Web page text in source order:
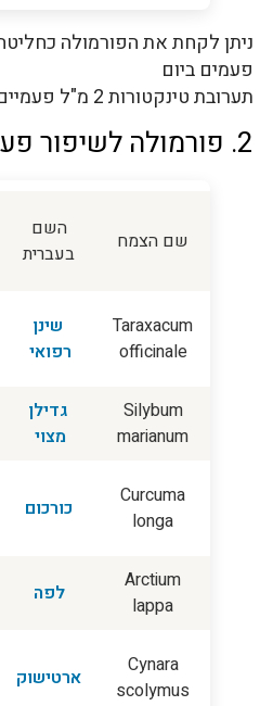
ניתן לקחת את הפורמולה
פעמים ביום
תערובת טינקטורות 2 מ"ל פעמיים ביום.
2. פורמולה לשיפור פעילות הכבד
שם הצמח
השם
בעברית
Taraxacum
officinale
שינן
רפואי
Silybum
marianum
גדילן
מצוי
Curcuma
longa
כורכום
Arctium
lappa
לפה
Cynara
scolymus
ארטישוק